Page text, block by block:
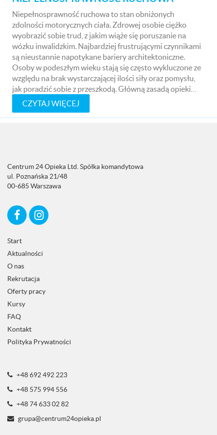
Niepełnosprawność ruchowa to stan obniżonych
zdolności motorycznych ciała. Zdrowej osobie ciężko
wyobrazić sobie trud, z jakim wiąże się poruszanie na
wózku inwalidzkim. Najbardziej frustrującymi czynnikami
są nieustannie napotykane bariery architektoniczne.
Osoby w podeszłym wieku stają się często wykluczone ze
względu na brak wystarczającej ilości siły oraz pomysłu,
jak poradzić sobie z przeszkodą. Główną zasadą opieki…
CZYTAJ WIĘCEJ
Centrum 24 Opieka Ltd. Spółka komandytowa
ul. Poznańska 21/48
00-685 Warszawa
Start
Aktualności
O nas
Rekrutacja
Oferty pracy
Kursy
FAQ
Kontakt
Polityka Prywatności
+48 692 492 223
+48 575 994 556
+48 74 633 02 82
grupa@centrum24opieka.pl